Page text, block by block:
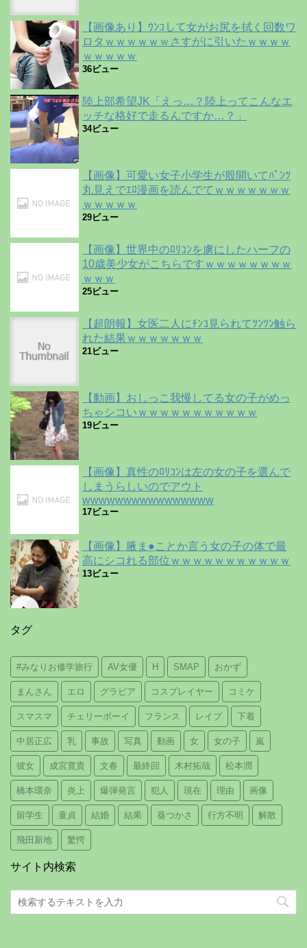
【画像あり】ｳﾝｺして女がお尻を拭く回数ワ
ロタｗｗｗｗｗｗさすがに引いたｗｗｗｗ
ｗｗｗｗｗ
36ビュー
陸上部希望JK「えっ…？陸上ってこんなエ
ッチな格好で走るんですか…？」
34ビュー
【画像】可愛い女子小学生が股開いてﾊﾟﾝﾂ
丸見えでｴﾛ漫画を読んでてｗｗｗｗｗｗｗ
ｗｗｗｗｗ
29ビュー
【画像】世界中のﾛﾘｺﾝを虜にしたハーフの
10歳美少女がこちらですｗｗｗｗｗｗｗｗ
ｗｗｗ
25ビュー
【超朗報】女医二人にﾁﾝｺ見られてﾂﾝﾂﾝ触ら
れた結果ｗｗｗｗｗｗｗ
21ビュー
【動画】おしっこ我慢してる女の子がめっ
ちゃシコいｗｗｗｗｗｗｗｗｗｗｗ
19ビュー
【画像】真性のﾛﾘｺﾝは左の女の子を選んで
しまうらしいのでアウト
wwwwwwwwwwwwwwww
17ビュー
【画像】腋ま●ことか言う女の子の体で最
高にシコれる部位ｗｗｗｗｗｗｗｗｗｗｗ
13ビュー
タグ
#みなりお修学旅行 AV女優 H SMAP おかず
まんさん エロ グラビア コスプレイヤー コミケ
スマスマ チェリーボーイ フランス レイプ 下着
中居正広 乳 事故 写真 動画 女 女の子 嵐
彼女 成宮寛貴 文春 最終回 木村拓哉 松本潤
橋本環奈 炎上 爆弾発言 犯人 現在 理由 画像
留学生 童貞 結婚 結果 葵つかさ 行方不明 解散
飛田新地 驚愕
サイト内検索